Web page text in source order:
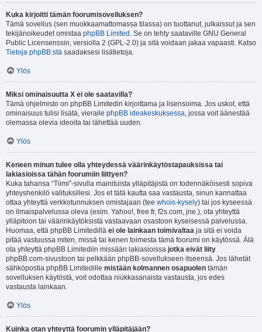
Kuka kirjoitti tämän foorumisovelluksen?
Tämä sovellus (sen muokkaamattomassa tilassa) on tuottanut, julkaissut ja sen
tekijänoikeudet omistaa phpBB Limited . Se on tehty saataville GNU General
Public Licensenssin, versiolla 2 (GPL-2.0) ja sitä voidaan jakaa vapaasti. Katso
Tietoja phpBB:stä saadaksesi lisätietoja.
Ylös
Miksi ominaisuutta X ei ole saatavilla?
Tämä ohjelmisto on phpBB Limitedin kirjoittama ja lisensoima. Jos uskot, että
ominaisuus tulisi lisätä, vieraile phpBB ideakeskuksessa, jossa voit äänestää
olemassa olevia ideoita tai lähettää uuden.
Ylös
Keneen minun tulee olla yhteydessä väärinkäytöstapauksissa tai
lakiasioissa tähän foorumiin liittyen?
Kuka tahansa “Tiimi”-sivulla mainituista ylläpitäjistä on todennäköisesti sopiva
yhteyshenkilö valituksillesi. Jos et tätä kautta saa vastausta, sinun kannattaa
ottaa yhteyttä verkkotunnuksen omistajaan (tee whois-kysely) tai jos kyseessä
on ilmaispalvelussa oleva (esim. Yahoo!, free.fr, f2s.com, jne.), ota yhteyttä
ylläpitoon tai väärinkäytöksistä vastaavaan osastoon kyseisessä palvelussa.
Huomaa, että phpBB Limitedillä ei ole lainkaan toimivaltaa ja sitä ei voida
pitää vastuussa miten, missä tai kenen toimesta tämä foorumi on käytössä. Älä
ota yhteyttä phpBB Limitediin missään lakiasioissa jotka eivät liity
phpBB.com-sivustoon tai pelkkään phpBB-sovellukseen itseensä. Jos lähetät
sähköpostia phpBB Limitedille mistään kolmannen osapuolen tämän
sovelluksen käytöstä, voit odottaa niukkasanaista vastausta, jos edes
vastausta lainkaan.
Ylös
Kuinka otan yhteyttä foorumin ylläpitäjään?